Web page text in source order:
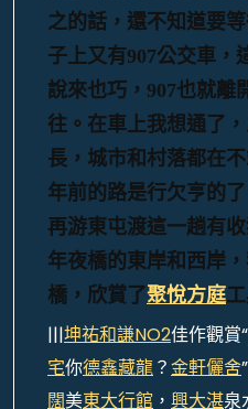
之的話，還不知道要等
子上又有907公交車，
說來也巧，907也就離
往。在車上我想通了
長，城市和村落都在
年前的路是行欠亨的
再游東屯渡這一趟有
年夜橋的東岸和西岸
橋，欣賞了聚悅方庭
|||坤祐和謙NO2佳作觀賞
宅你德鑫藏龍？金軒儷舍
闊美東大行館 ， 興大湛泉